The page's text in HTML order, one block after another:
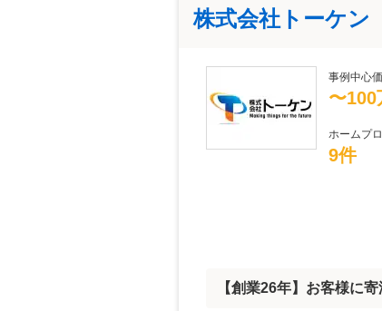
株式会社トーケン
事例中心
〜100
ホームプ
9件
【創業26年】お客様に